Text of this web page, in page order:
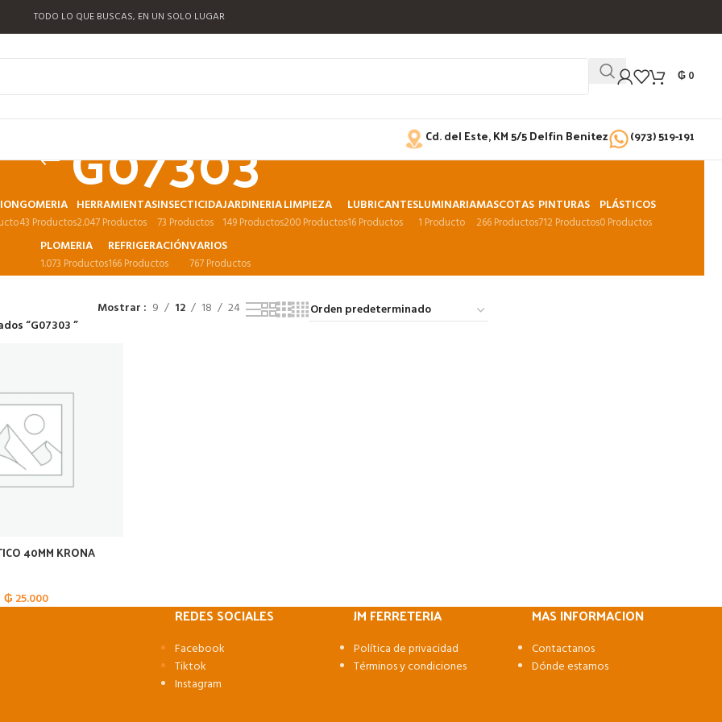
TODO LO QUE BUSCAS, EN UN SOLO LUGAR
₲0
Cd. del Este, KM 5/5 Delfin Benitez (973) 519-191
G07303
GOMERIA
43 Productos
HERRAMIENTAS
2.047 Productos
INSECTICIDA
73 Productos
JARDINERIA
149 Productos
LIMPIEZA
200 Productos
LUBRICANTES
16 Productos
LUMINARIA
1 Producto
MASCOTAS
266 Productos
PINTURAS
712 Productos
PLÁSTICOS
0 Productos
PLOMERIA
1.073 Productos
REFRIGERACIÓN
166 Productos
VARIOS
767 Productos
“G07303 ”
Mostrar 9 12 18 24
40MM KRONA
₲ 25.000
REDES SOCIALES
Facebook
Tiktok
Instagram
JM FERRETERIA
Política de privacidad
Términos y condiciones
MAS INFORMACION
Contactanos
Dónde estamos